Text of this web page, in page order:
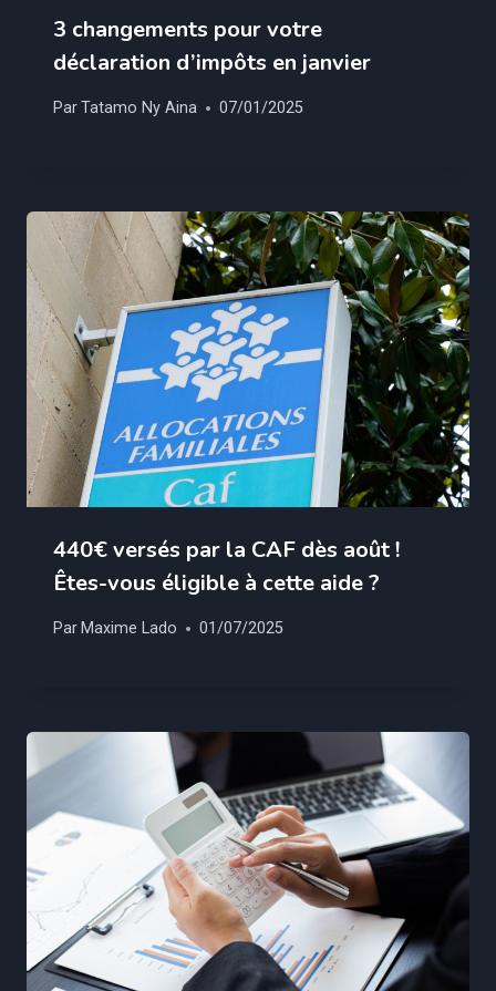
3 changements pour votre
déclaration d’impôts en janvier
ParTatamo Ny Aina 07/01/2025
440€ versés par la CAF dès août !
Êtes-vous éligible à cette aide ?
Par Maxime Lado 01/07/2025